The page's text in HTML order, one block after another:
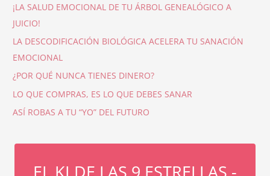
¡LA SALUD EMOCIONAL DE TU ÁRBOL GENEALÓGICO A
JUICIO!
LA DESCODIFICACIÓN BIOLÓGICA ACELERA TU SANACIÓN
EMOCIONAL
¿POR QUÉ NUNCA TIENES DINERO?
LO QUE COMPRAS, ES LO QUE DEBES SANAR
ASÍ ROBAS A TU “YO” DEL FUTURO
EL KI DE LAS 9 ESTRELLAS -